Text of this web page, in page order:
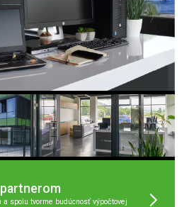
spolu tvorme budúcnosť výpočtovej